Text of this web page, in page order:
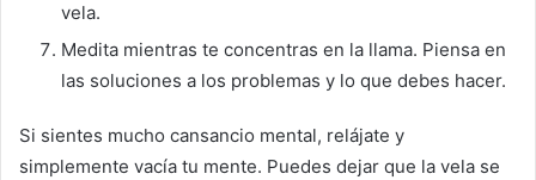
vela.
Medita mientras te concentras en la llama. Piensa en
las soluciones a los problemas y lo que debes hacer.
Si sientes mucho cansancio mental, relájate y
simplemente vacía tu mente. Puedes dejar que la vela se